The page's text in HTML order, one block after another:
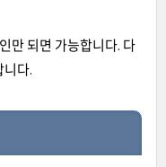
만 되면 가능합니다. 다
니다.